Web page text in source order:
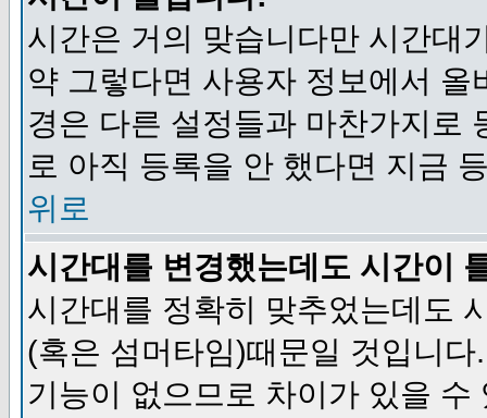
시간은 거의 맞습니다만 시간대
약 그렇다면 사용자 정보에서
경은 다른 설정들과 마찬가지로
로 아직 등록을 안 했다면 지금
위로
시간대를 변경했는데도 시간이
시간대를 정확히 맞추었는데도
(혹은 섬머타임)때문일 것입니
기능이 없으므로 차이가 있을 수